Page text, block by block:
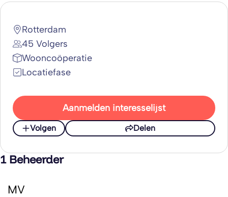
Rotterdam
45 Volgers
Wooncoöperatie
Locatiefase
Aanmelden interesselijst
Volgen Delen
1 Beheerder
MV